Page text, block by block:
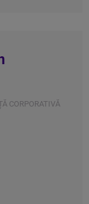
CORPORATIVĂ